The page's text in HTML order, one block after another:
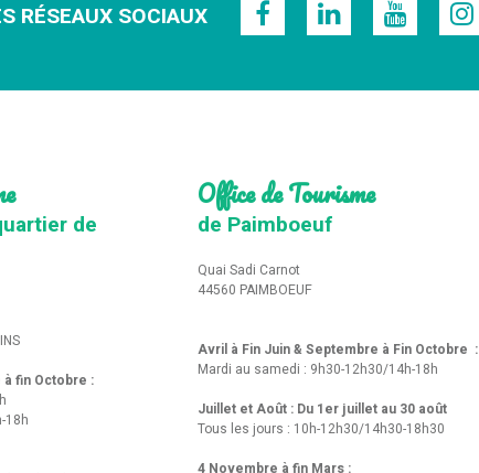
RÉSEAUX SOCIAUX
de
fin Octobre :
18h
Office de Tourisme
de Paimboeuf
Quai Sadi Carnot
44560 PAIMBOEUF
Avril à Fin Juin & Septembre à Fin Octobre :
Mardi au samedi : 9h30-12h30/14h-18h
Juillet et Août : Du 1er juillet au 30 août
Tous les jours : 10h-12h30/14h30-18h30
4 Novembre à fin Mars :